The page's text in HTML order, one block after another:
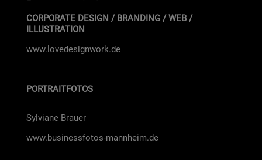
CORPORATE DESIGN / BRANDING / WEB /
ILLUSTRATION
www.lovedesignwork.de
PORTRAITFOTOS
Syl­via­ne Brau­er
www.businessfotos-mannheim.de